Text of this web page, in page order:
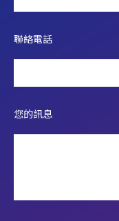
聯絡電話
您的訊息